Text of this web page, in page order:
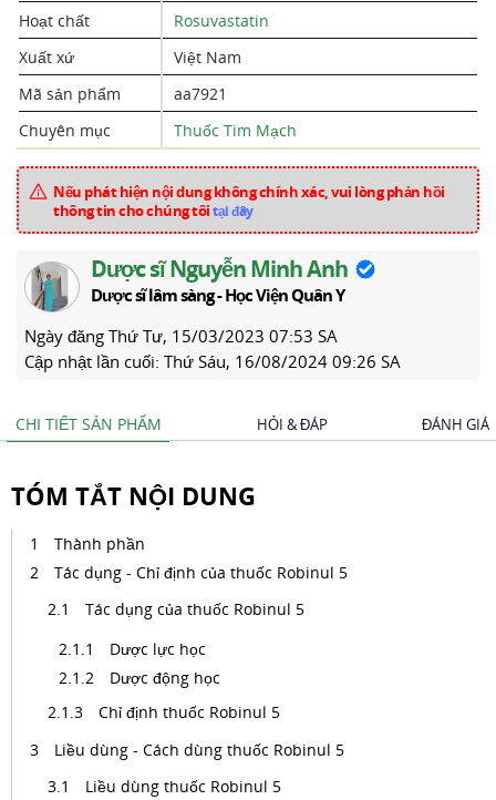
Hoạt chất
Rosuvastatin
Xuất xứ
Việt Nam
Mã sản phẩm
aa7921
Chuyên mục
Thuốc Tim Mạch
Nếu phát hiện nội dung không chính xác, vui lòng phản hồi
thông tin cho chúng tôitại đây
Dược sĩ Nguyễn Minh Anh
Dược sĩ lâm sàng - Học Viện Quân Y
Ngày đăng Thứ Tư, 15/03/2023 07:53 SA
Cập nhật lần cuối: Thứ Sáu, 16/08/2024 09:26 SA
CHI TIẾT SẢN PHẨM HỎI & ĐÁP ĐÁNH GIÁ
TÓM TẮT NỘI DUNG
Thành phần
Tác dụng - Chỉ định của thuốc Robinul 5
Tác dụng của thuốc Robinul 5
Dược lực học
Dược động học
Chỉ định thuốc Robinul 5
Liều dùng - Cách dùng thuốc Robinul 5
Liều dùng thuốc Robinul 5